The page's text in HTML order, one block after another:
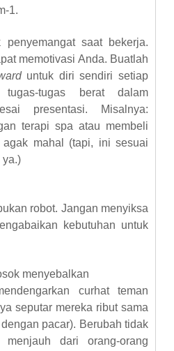
1.
penyemangat saat bekerja.
memotivasi Anda. Buatlah
untuk diri sendiri setiap
tugas-tugas berat dalam
presentasi. Misalnya:
terapi spa atau membeli
agak mahal (tapi, ini sesuai
ya.)
robot. Jangan menyiksa
kebutuhan untuk
menyebalkan
curhat teman
seputar mereka ribut sama
pacar). Berubah tidak
menjauh dari orang-orang